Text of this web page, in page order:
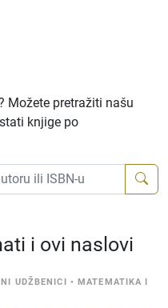
Možete pretražiti našu
knjige po
i ovi naslovi
UDŽBENICI •MATEMATIKA I